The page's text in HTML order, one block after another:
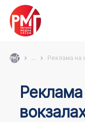
... Реклама на